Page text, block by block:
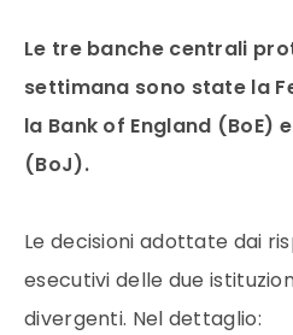
Le tre banche centrali
settimana sono state la
la Bank of England (BoE)
(BoJ).
Le decisioni adottate dai
esecutivi delle due
divergenti. Nel dettaglio: